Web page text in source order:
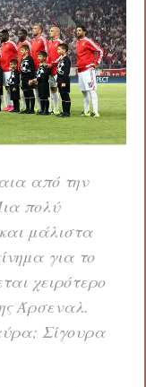
από την
πολύ
μάλιστα
για το
χειρότερο
Άρσεναλ.
Σίγουρα